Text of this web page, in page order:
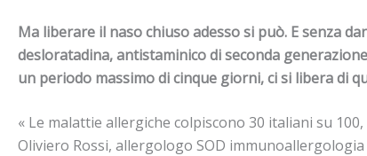
Ma liberare il naso chiuso adesso si può. E senza
desloratadina, antistaminico di seconda
un periodo massimo di cinque giorni, ci si libera di
« Le malattie allergiche colpiscono 30 italiani su
Oliviero Rossi, allergologo SOD